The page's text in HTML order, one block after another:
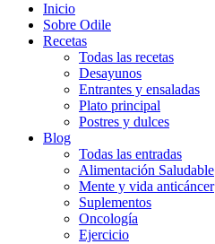
Inicio
Sobre Odile
Recetas
Todas las recetas
Desayunos
Entrantes y ensaladas
Plato principal
Postres y dulces
Blog
Todas las entradas
Alimentación Saludable
Mente y vida anticáncer
Suplementos
Oncología
Ejercicio